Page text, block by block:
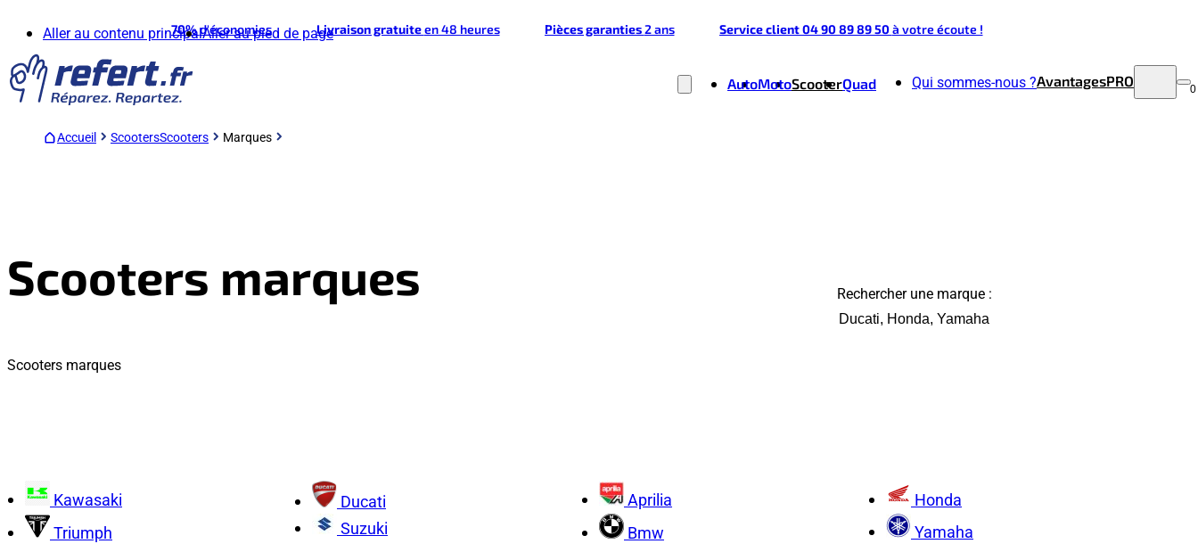
Aller au contenu principalAller au pied de page
70%d'économies Livraison gratuiteen 48 heures Pièces garanties2 ans Service client 04 90 89 89 50à votre écoute !
AutoMotoScooterQuad Qui sommes-nous ?AvantagesPRO 0
Accueil ScootersScooters Marques
Scooters marques
Scooters marques
Rechercher une marque :
Kawasaki Ducati Aprilia
Honda
Triumph
Suzuki Bmw
Yamaha